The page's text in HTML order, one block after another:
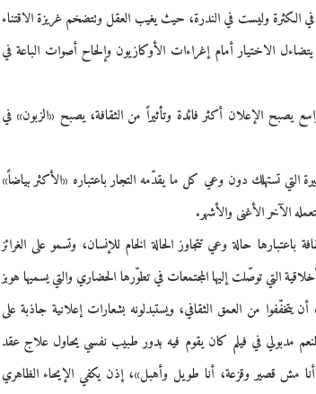
الكثرة وليست في الندرة، حيث يغيب العقل وتتضخم غريزة الاقتناء
الاختيار أمام إغراءات الأوكازيون وإلحاح أصوات الباعة في
يصبح الإعلان أكثر فائدة وتأثيراً من الثقافة، يصبح «الزبون» في
التي تستهلك دون وعي كل ما يقدّمه التجار باعتباره «الأكثر بياضاً»
الآخر الأغنى والأشهر.
حالة وعي تتجاوز الحالة الخام للإنسان، وتسمو على الغرائز
التي توصّلت إليها المجتمعات في تطوّرها الحضاري والتي يسميها هوبز
يتخفّفوا من العمق الثقافي، ويستبدلونه بشعارات إعلانية جاذبة على
مدبولي في فيلم كان يقوم فيه بدور طبيب نفسي يحاول علاج عقد
مش قصير وقزعة، أنا طويل وأهبل»، إذن يكفي الإيحاء الظاهري